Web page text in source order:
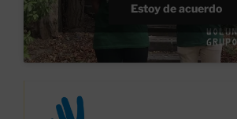
Estoy de acuerdo